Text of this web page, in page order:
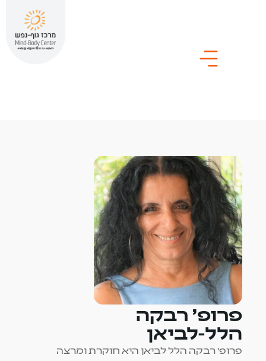
פרופ' רבקה
הלל-לביאן
פרופ' רבקה הלל לביאן היא חוקרת ומרצה